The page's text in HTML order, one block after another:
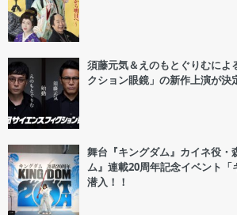
須藤元気＆えのもとぐりむによ
クション眼鏡」の新作上演が決
舞台『キングダム』カイネ役・
ム』連載20周年記念イベント
潜入！！